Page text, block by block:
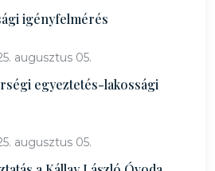
igényfelmérés
augusztus 05.
egyeztetés-lakossági
augusztus 05.